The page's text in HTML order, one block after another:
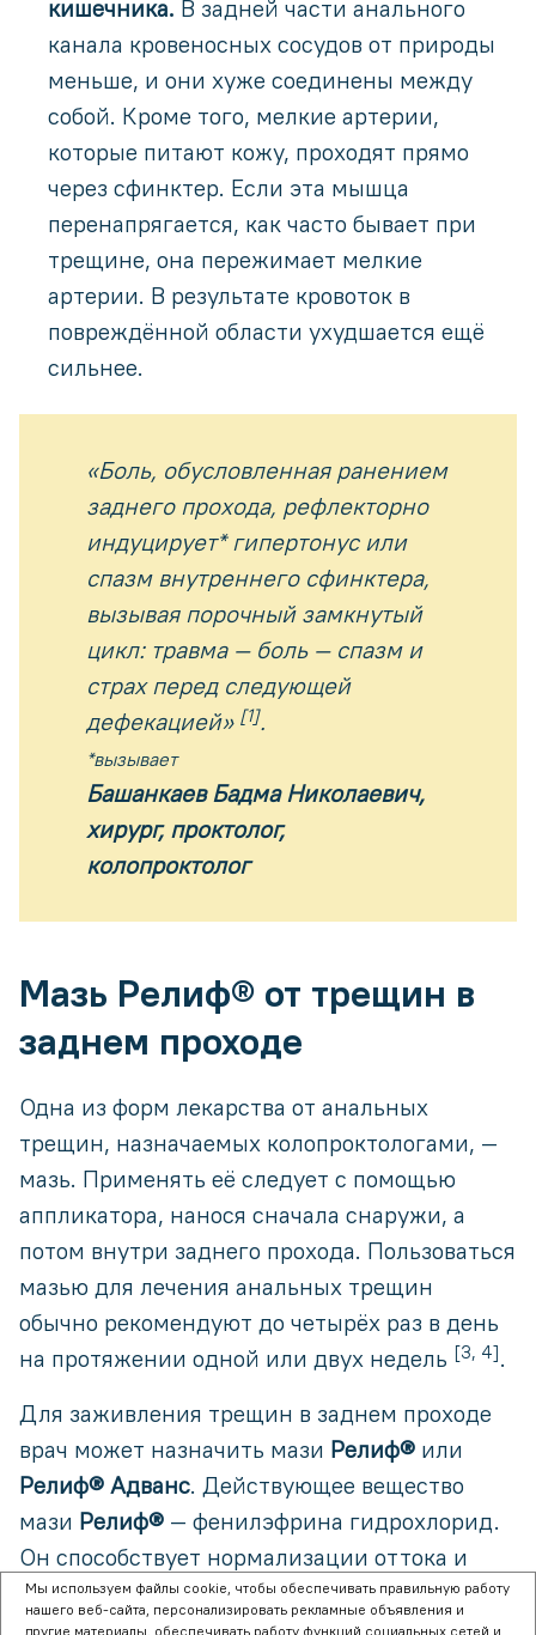
кишечника. В задней части анального
канала кровеносных сосудов от природы
меньше, и они хуже соединены между
собой. Кроме того, мелкие артерии,
которые питают кожу, проходят прямо
через сфинктер. Если эта мышца
перенапрягается, как часто бывает при
трещине, она пережимает мелкие
артерии. В результате кровоток в
повреждённой области ухудшается ещё
сильнее.
«Боль, обусловленная ранением
заднего прохода, рефлекторно
индуцирует* гипертонус или
спазм внутреннего сфинктера,
вызывая порочный замкнутый
цикл: травма — боль — спазм и
страх перед следующей
дефекацией» [1].
*вызывает
Башанкаев Бадма Николаевич,
хирург, проктолог,
колопроктолог
Мазь Релиф® от трещин в
заднем проходе
Одна из форм лекарства от анальных
трещин, назначаемых колопроктологами, —
мазь. Применять её следует с помощью
аппликатора, нанося сначала снаружи, а
потом внутри заднего прохода. Пользоваться
мазью для лечения анальных трещин
обычно рекомендуют до четырёх раз в день
на протяжении одной или двух недель [3, 4].
Для заживления трещин в заднем проходе
врач может назначить мази Релиф® или
Релиф® Адванс. Действующее вещество
мази Релиф® — фенилэфрина гидрохлорид.
Он способствует нормализации оттока и
притока крови, уменьшению
кровоточивости, отёка и неприятных
Мы используем файлы cookie, чтобы обеспечивать правильную работу
нашего веб-сайта, персонализировать рекламные объявления и
другие материалы, обеспечивать работу функций социальных сетей и